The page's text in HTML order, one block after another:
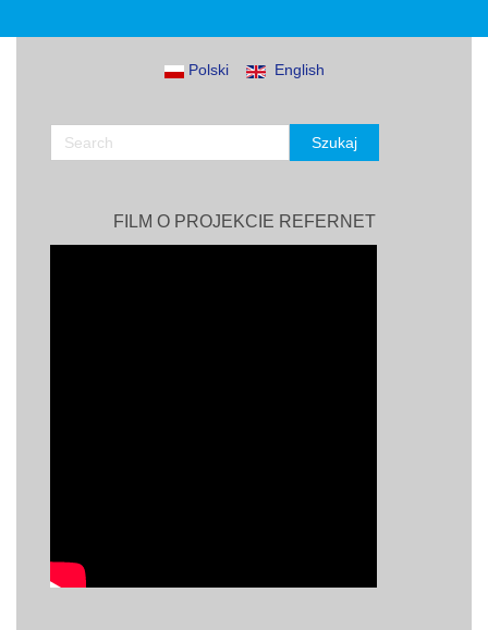
Polski English
FILM O PROJEKCIE REFERNET